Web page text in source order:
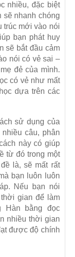
nhiều, đặc biệt
sẽ nhanh chóng
trúc mới vào nói
bạn phát huy
sẽ bắt đầu cảm
nói có vẻ sai –
đẻ của mình.
có vẻ như mất
dựa trên các
sử dụng của
câu, phân
này có giúp
từ đó trong một
là, sẽ mất rất
bạn luôn luôn
Nếu bạn nói
gian để làm
Hàn bằng đọc
nhiều thời gian
được độ chính